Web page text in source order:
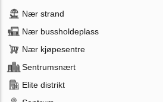
Nær strand
Nær bussholdeplass
Nær kjøpesentre
Sentrumsnært
Elite distrikt